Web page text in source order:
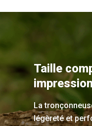
Taille
La
légèreté et